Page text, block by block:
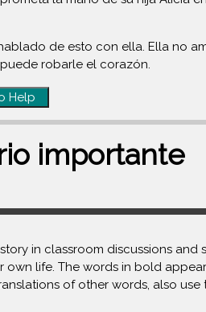
de esto con ella. Ella no
robarle el corazón.
Help
importante
in classroom discussions and
life. The words in bold
of other words, also use